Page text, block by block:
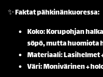
✨ Faktat pähkinänkuoressa:
Koko: Korupohjan
söpö, mutta huomiota
Materiaali:
Väri: Monivärinen +